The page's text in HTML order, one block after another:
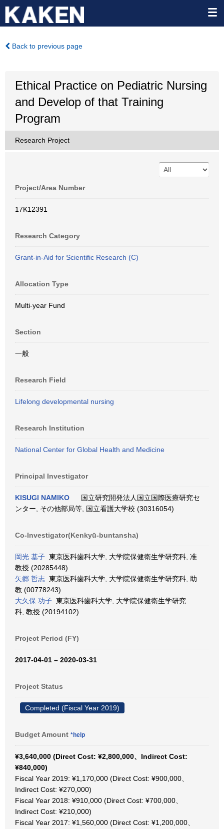
Back to previous page
Ethical Practice on Pediatric Nursing
and Develop of that Training
Program
Research Project
Project/Area Number
17K12391
Research Category
Grant-in-Aid for Scientific Research (C)
Allocation Type
Multi-year Fund
Section
一般
Research Field
Lifelong developmental nursing
Research Institution
National Center for Global Health and Medicine
Principal Investigator
KISUGI NAMIKO
国立研究開発法人国立国際医療研究セ
ンター, その他部局等, 国立看護大学校 (30316054)
Co-Investigator(Kenkyū-buntansha)
岡光 基子 東京医科歯科大学, 大学院保健衛生学研究科, 准
教授 (20285448)
矢郷 哲志 東京医科歯科大学, 大学院保健衛生学研究科, 助
教 (00778243)
大久保 功子 東京医科歯科大学, 大学院保健衛生学研究
科, 教授 (20194102)
Project Period (FY)
2017-04-01 – 2020-03-31
Project Status
Completed (Fiscal Year 2019)
Budget Amount *help
¥3,640,000 (Direct Cost: ¥2,800,000、Indirect Cost:
¥840,000)
Fiscal Year 2019: ¥1,170,000 (Direct Cost: ¥900,000、
Indirect Cost: ¥270,000)
Fiscal Year 2018: ¥910,000 (Direct Cost: ¥700,000、
Indirect Cost: ¥210,000)
Fiscal Year 2017: ¥1,560,000 (Direct Cost: ¥1,200,000、